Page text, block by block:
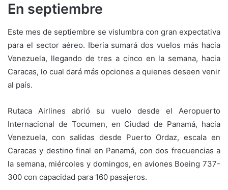
En septiembre
Este mes de septiembre se vislumbra con gran expectativa
para el sector aéreo. Iberia sumará dos vuelos más hacia
Venezuela, llegando de tres a cinco en la semana, hacia
Caracas, lo cual dará más opciones a quienes deseen venir
al país.
Rutaca Airlines abrió su vuelo desde el Aeropuerto
Internacional de Tocumen, en Ciudad de Panamá, hacia
Venezuela, con salidas desde Puerto Ordaz, escala en
Caracas y destino final en Panamá, con dos frecuencias a
la semana, miércoles y domingos, en aviones Boeing 737-
300 con capacidad para 160 pasajeros.